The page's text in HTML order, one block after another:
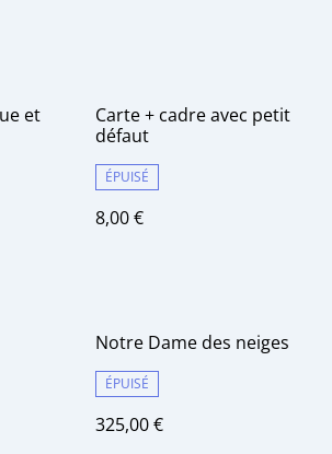
et
Carte + cadre avec petit
défaut
ÉPUISÉ
8,00 €
Notre Dame des neiges
ÉPUISÉ
325,00 €